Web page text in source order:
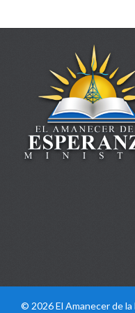
© 2026 El Amanecer de